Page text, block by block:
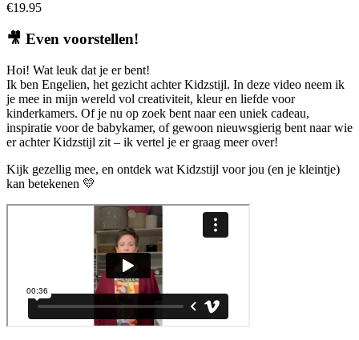
€19.95
🎥 Even voorstellen!
Hoi! Wat leuk dat je er bent!
Ik ben Engelien, het gezicht achter Kidzstijl. In deze video neem ik
je mee in mijn wereld vol creativiteit, kleur en liefde voor
kinderkamers. Of je nu op zoek bent naar een uniek cadeau,
inspiratie voor de babykamer, of gewoon nieuwsgierig bent naar wie
er achter Kidzstijl zit – ik vertel je er graag meer over!
Kijk gezellig mee, en ontdek wat Kidzstijl voor jou (en je kleintje)
kan betekenen 💛